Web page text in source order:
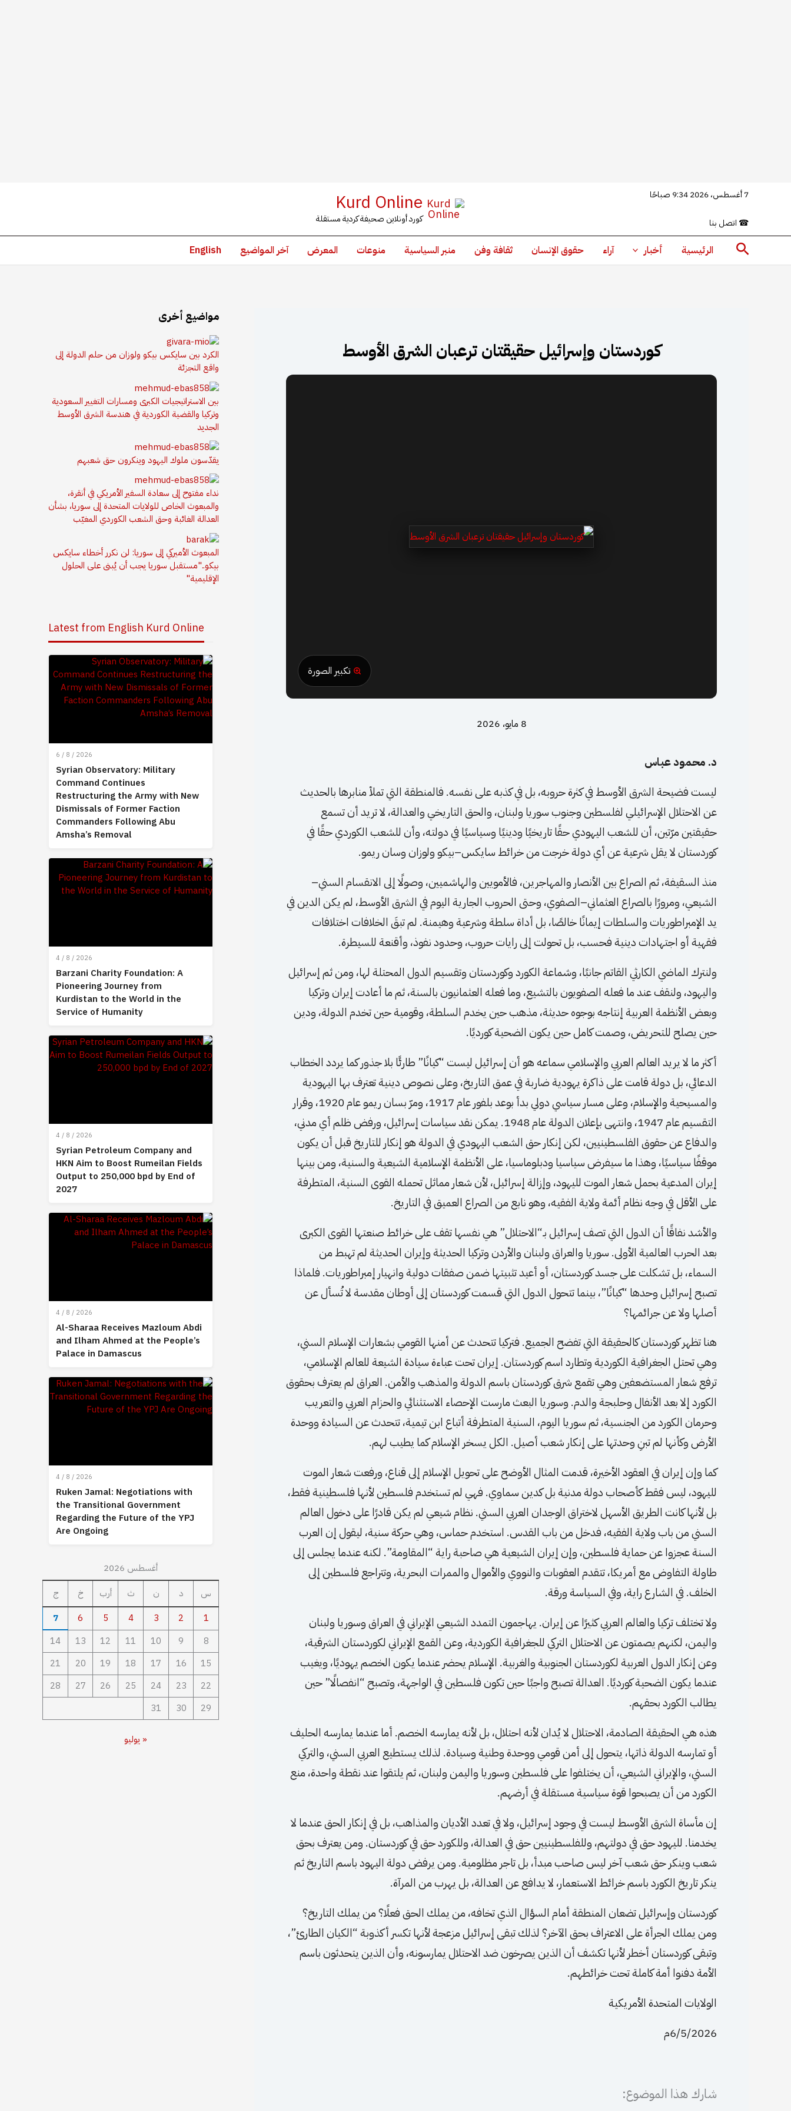
المحتوى
7 أغسطس، 2026 9:34 صباحًا
☎ اتصل بنا
Kurd Online
كورد أونلاين صحيفة كردية مستقلة
البحث الرئيسية أخبار آراء حقوق الإنسان ثقافة وفن منبر السياسية منوعات المعرض آخر المواضيع English
كوردستان وإسرائيل حقيقتان ترعبان الشرق الأوسط
تكبير الصورة
8 مايو، 2026
د. محمود عباس
ليست فضيحة الشرق الأوسط في كثرة حروبه، بل في كذبه على نفسه. فالمنطقة التي تملأ منابرها بالحديث
عن الاحتلال الإسرائيلي لفلسطين وجنوب سوريا ولبنان، والحق التاريخي والعدالة، لا تريد أن تسمع
حقيقتين مرّتين، أن للشعب اليهودي حقًا تاريخيًا ودينيًا وسياسيًا في دولته، وأن للشعب الكوردي حقًا في
كوردستان لا يقل شرعية عن أي دولة خرجت من خرائط سايكس–بيكو ولوزان وسان ريمو.
منذ السقيفة، ثم الصراع بين الأنصار والمهاجرين، فالأمويين والهاشميين، وصولًا إلى الانقسام السني–
الشيعي، ومرورًا بالصراع العثماني–الصفوي، وحتى الحروب الجارية اليوم في الشرق الأوسط، لم يكن الدين في
يد الإمبراطوريات والسلطات إيمانًا خالصًا، بل أداة سلطة وشرعية وهيمنة. لم تبقَ الخلافات اختلافات
فقهية أو اجتهادات دينية فحسب، بل تحولت إلى رايات حروب، وحدود نفوذ، وأقنعة للسيطرة.
ولنترك الماضي الكارثي القاتم جانبًا، وشماعة الكورد وكوردستان وتقسيم الدول المحتلة لها، ومن ثم إسرائيل
واليهود، ولنقف عند ما فعله الصفويون بالتشيع، وما فعله العثمانيون بالسنة، ثم ما أعادت إيران وتركيا
وبعض الأنظمة العربية إنتاجه بوجوه حديثة، مذهب حين يخدم السلطة، وقومية حين تخدم الدولة، ودين
حين يصلح للتحريض، وصمت كامل حين يكون الضحية كورديًا.
أكثر ما لا يريد العالم العربي والإسلامي سماعه هو أن إسرائيل ليست “كيانًا” طارئًا بلا جذور كما يردد الخطاب
الدعائي، بل دولة قامت على ذاكرة يهودية ضاربة في عمق التاريخ، وعلى نصوص دينية تعترف بها اليهودية
والمسيحية والإسلام، وعلى مسار سياسي دولي بدأ بوعد بلفور عام 1917، ومرّ بسان ريمو عام 1920، وقرار
التقسيم عام 1947، وانتهى بإعلان الدولة عام 1948. يمكن نقد سياسات إسرائيل، ورفض ظلم أي مدني،
والدفاع عن حقوق الفلسطينيين، لكن إنكار حق الشعب اليهودي في الدولة هو إنكار للتاريخ قبل أن يكون
موقفًا سياسيًا، وهذا ما سيفرض سياسيا ودبلوماسيا، على الأنظمة الإسلامية الشيعية والسنية، ومن بينها
إيران المدعية بحمل شعار الموت لليهود، وإزالة إسرائيل، لأن شعار مماثل تحمله القوى السنية، المتطرفة
على الأقل في وجه نظام أئمة ولاية الفقيه، وهو نابع من الصراع العميق في التاريخ.
والأشد نفاقًا أن الدول التي تصف إسرائيل بـ“الاحتلال” هي نفسها تقف على خرائط صنعتها القوى الكبرى
بعد الحرب العالمية الأولى. سوريا والعراق ولبنان والأردن وتركيا الحديثة وإيران الحديثة لم تهبط من
السماء، بل تشكلت على جسد كوردستان، أو أعيد تثبيتها ضمن صفقات دولية وانهيار إمبراطوريات. فلماذا
تصبح إسرائيل وحدها “كيانًا”، بينما تتحول الدول التي قسمت كوردستان إلى أوطان مقدسة لا تُسأل عن
أصلها ولا عن جرائمها؟
هنا تظهر كوردستان كالحقيقة التي تفضح الجميع. فتركيا تتحدث عن أمنها القومي بشعارات الإسلام السني،
وهي تحتل الجغرافية الكوردية وتطارد اسم كوردستان. إيران تحت عباءة سيادة الشيعة للعالم الإسلامي،
ترفع شعار المستضعفين وهي تقمع شرق كوردستان باسم الدولة والمذهب والأمن. العراق لم يعترف بحقوق
الكورد إلا بعد الأنفال وحلبجة والدم. وسوريا البعث مارست الإحصاء الاستثنائي والحزام العربي والتعريب
وحرمان الكورد من الجنسية، ثم سوريا اليوم، السنية المتطرفة أتباع ابن تيمية، تتحدث عن السيادة ووحدة
الأرض وكأنها لم تبنِ وحدتها على إنكار شعب أصيل. الكل يسخر الإسلام كما يطيب لهم.
كما وإن إيران في العقود الأخيرة، قدمت المثال الأوضح على تحويل الإسلام إلى قناع، ورفعت شعار الموت
لليهود، ليس فقط كأصحاب دولة مدنية بل كدين سماوي. فهي لم تستخدم فلسطين لأنها فلسطينية فقط،
بل لأنها كانت الطريق الأسهل لاختراق الوجدان العربي السني. نظام شيعي لم يكن قادرًا على دخول العالم
السني من باب ولاية الفقيه، فدخل من باب القدس. استخدم حماس، وهي حركة سنية، ليقول إن العرب
السنة عجزوا عن حماية فلسطين، وإن إيران الشيعية هي صاحبة راية “المقاومة”. لكنه عندما يجلس إلى
طاولة التفاوض مع أمريكا، تتقدم العقوبات والنووي والأموال والممرات البحرية، وتتراجع فلسطين إلى
الخلف. في الشارع راية، وفي السياسة ورقة.
ولا تختلف تركيا والعالم العربي كثيرًا عن إيران. يهاجمون التمدد الشيعي الإيراني في العراق وسوريا ولبنان
واليمن، لكنهم يصمتون عن الاحتلال التركي للجغرافية الكوردية، وعن القمع الإيراني لكوردستان الشرقية،
وعن إنكار الدول العربية لكوردستان الجنوبية والغربية. الإسلام يحضر عندما يكون الخصم يهوديًا، ويغيب
عندما يكون الضحية كورديًا. العدالة تصبح واجبًا حين تكون فلسطين في الواجهة، وتصبح “انفصالًا” حين
يطالب الكورد بحقهم.
هذه هي الحقيقة الصادمة، الاحتلال لا يُدان لأنه احتلال، بل لأنه يمارسه الخصم. أما عندما يمارسه الحليف
أو تمارسه الدولة ذاتها، يتحول إلى أمن قومي ووحدة وطنية وسيادة. لذلك يستطيع العربي السني، والتركي
السني، والإيراني الشيعي، أن يختلفوا على فلسطين وسوريا واليمن ولبنان، ثم يلتقوا عند نقطة واحدة، منع
الكورد من أن يصبحوا قوة سياسية مستقلة في أرضهم.
إن مأساة الشرق الأوسط ليست في وجود إسرائيل، ولا في تعدد الأديان والمذاهب، بل في إنكار الحق عندما لا
يخدمنا. لليهود حق في دولتهم، وللفلسطينيين حق في العدالة، وللكورد حق في كوردستان. ومن يعترف بحق
شعب وينكر حق شعب آخر ليس صاحب مبدأ، بل تاجر مظلومية. ومن يرفض دولة اليهود باسم التاريخ ثم
ينكر تاريخ الكورد باسم خرائط الاستعمار، لا يدافع عن العدالة، بل يهرب من المرآة.
كوردستان وإسرائيل تضعان المنطقة أمام السؤال الذي تخافه، من يملك الحق فعلًا؟ من يملك التاريخ؟
ومن يملك الجرأة على الاعتراف بحق الآخر؟ لذلك تبقى إسرائيل مزعجة لأنها تكسر أكذوبة “الكيان الطارئ”،
وتبقى كوردستان أخطر لأنها تكشف أن الذين يصرخون ضد الاحتلال يمارسونه، وأن الذين يتحدثون باسم
الأمة دفنوا أمة كاملة تحت خرائطهم.
الولايات المتحدة الأمريكية
6/5/2026م
شارك هذا الموضوع:
مواضيع أخرى
الكرد بين سايكس بيكو ولوزان من حلم الدولة إلى
واقع التجزئة
بين الاستراتيجيات الكبرى ومسارات التغيير السعودية
وتركيا والقضية الكوردية في هندسة الشرق الأوسط
الجديد
يقدّسون ملوك اليهود وينكرون حق شعبهم
نداء مفتوح إلى سعادة السفير الأمريكي في أنقرة،
والمبعوث الخاص للولايات المتحدة إلى سوريا، بشأن
العدالة الغائبة وحق الشعب الكوردي المغيّب
المبعوث الأميركي إلى سوريا: لن نكرر أخطاء سايكس
بيكو.."مستقبل سوريا يجب أن يُبنى على الحلول
الإقليمية"
Latest from English Kurd Online
6 / 8 / 2026
Syrian Observatory: Military
Command Continues
Restructuring the Army with New
Dismissals of Former Faction
Commanders Following Abu
Amsha’s Removal
4 / 8 / 2026
Barzani Charity Foundation: A
Pioneering Journey from
Kurdistan to the World in the
Service of Humanity
4 / 8 / 2026
Syrian Petroleum Company and
HKN Aim to Boost Rumeilan Fields
Output to 250,000 bpd by End of
2027
4 / 8 / 2026
Al-Sharaa Receives Mazloum Abdi
and Ilham Ahmed at the People’s
Palace in Damascus
4 / 8 / 2026
Ruken Jamal: Negotiations with
the Transitional Government
Regarding the Future of the YPJ
Are Ongoing
أغسطس 2026
س
د ن ث أرب خ
ج
1
2
3
4
5
6
7
8
9
10
11
12
13
14
15
16
17
18
19
20
21
22
23
24
25
26
27
28
29
30
31
« يوليو